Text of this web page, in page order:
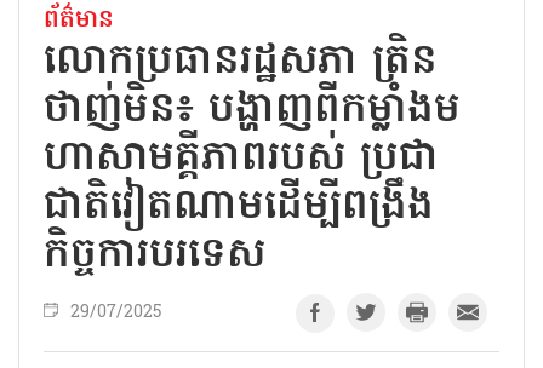
ព័ត៌មាន
លោកប្រធានរដ្ឋសភា ត្រិន
ថាញ់មិន៖ បង្ហាញពីកម្លាំងម
ហាសាមគ្គីភាពរបស់ ប្រជា
ជាតិវៀតណាមដើម្បីពង្រឹង
កិច្ចការបរទេស
29/07/2025